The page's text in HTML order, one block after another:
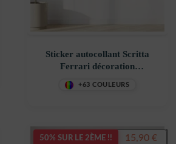
Sticker autocollant Scritta
Ferrari décoration
decostickerstore – ABU9IY
+63 COULEURS
50% SUR LE 2ÈME !!
19,90€
Le15,90 €Le